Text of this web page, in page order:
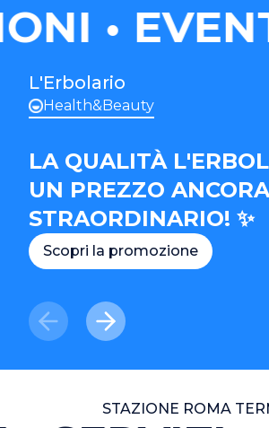
L'Erbolario
Health&Beauty
LA QUALITÀ
UN PREZZO
STRAORDINARIO! ✨
Scopri la promozione
STAZIONE ROMA